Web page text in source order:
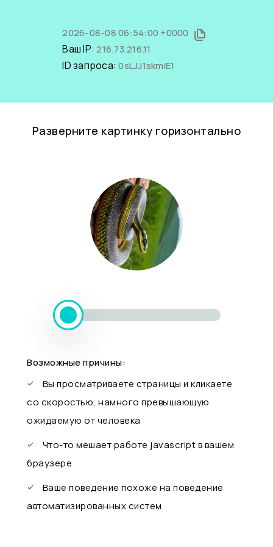
2026-08-08 06:54:00 +0000
Ваш IP:216.73.216.11
ID запроса:0sLJJ1skmiE1
Разверните картинку горизонтально
Возможные причины:
Вы просматриваете страницы и кликаете
со скоростью, намного превышающую
ожидаемую от человека
Что-то мешает работе javascript в вашем
браузере
Ваше поведение похоже на поведение
автоматизированных систем